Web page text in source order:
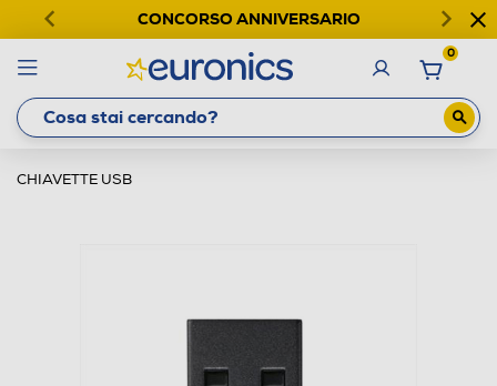
CONCORSO ANNIVERSARIO
0
CHIAVETTE USB